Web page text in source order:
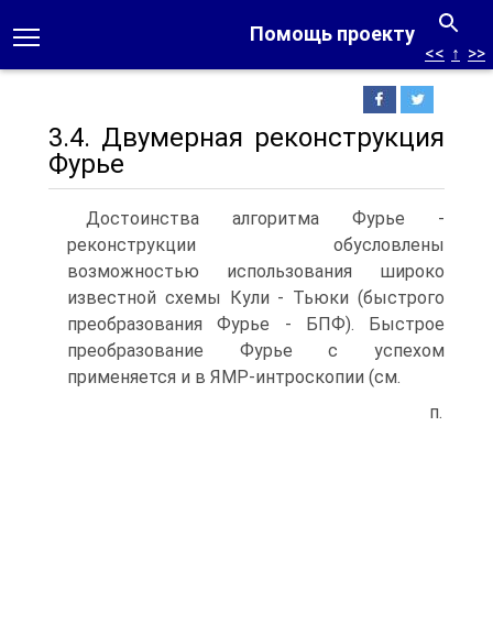
Помощь проекту
<< ↑ >>
3.4. Двумерная реконструкция
Фурье
Достоинства алгоритма Фурье -
реконструкции обусловлены
возможностью использования широко
известной схемы Кули - Тьюки (быстрого
преобразования Фурье - БПФ). Быстрое
преобразование Фурье с успехом
применяется и в ЯМР-интроскопии (см.
п.